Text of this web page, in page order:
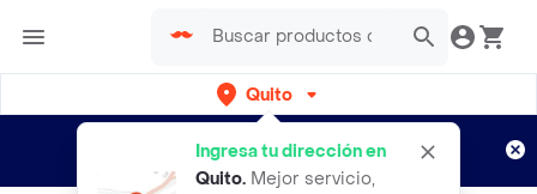
Quito
Ingresa tu dirección en
Quito. Mejor servicio,
envíos gratis por semanas
Aplican TyC